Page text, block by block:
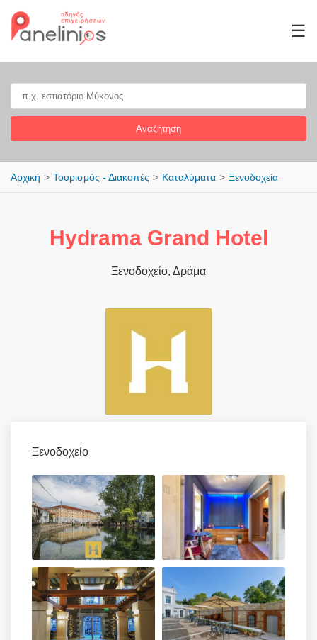
☰
Αναζήτηση
Αρχική Τουρισμός - Διακοπές Καταλύματα Ξενοδοχεία
Hydrama Grand Hotel
Ξενοδοχείο, Δράμα
Ξενοδοχείο